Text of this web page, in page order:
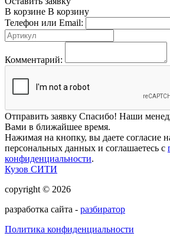
В корзине В корзину
Телефон или Email:
Комментарий:
Отправить заявку Спасибо! Наши
Вами в ближайшее время.
Нажимая на кнопку, вы даете согласие
персональных данных и соглашаетесь с
конфиденциальности.
Кузов СИТИ
copyright © 2026
разработка сайта - разбиратор
Политика конфиденциальности